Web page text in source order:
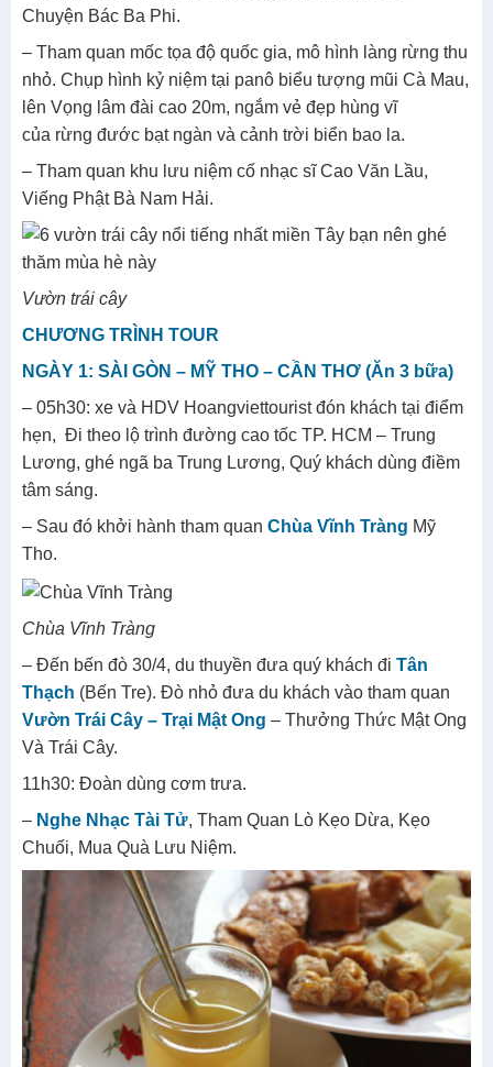
Chuyện Bác Ba Phi.
– Tham quan mốc tọa độ quốc gia, mô hình làng rừng thu
nhỏ. Chụp hình kỷ niệm tại panô biểu tượng mũi Cà Mau,
lên Vọng lâm đài cao 20m, ngắm vẻ đẹp hùng vĩ
của rừng đước bạt ngàn và cảnh trời biển bao la.
– Tham quan khu lưu niệm cố nhạc sĩ Cao Văn Lầu,
Viếng Phật Bà Nam Hải.
Vườn trái cây
CHƯƠNG TRÌNH TOUR
NGÀY 1: SÀI GÒN – MỸ THO – CẦN THƠ (Ăn 3 bữa)
– 05h30: xe và HDV Hoangviettourist đón khách tại điểm
hẹn, Đi theo lộ trình đường cao tốc TP. HCM – Trung
Lương, ghé ngã ba Trung Lương, Quý khách dùng điềm
tâm sáng.
– Sau đó khởi hành tham quan Chùa Vĩnh Tràng Mỹ
Tho.
Chùa Vĩnh Tràng
– Đến bến đò 30/4, du thuyền đưa quý khách đi Tân
Thạch (Bến Tre). Đò nhỏ đưa du khách vào tham quan
Vườn Trái Cây – Trại Mật Ong – Thưởng Thức Mật Ong
Và Trái Cây.
11h30: Đoàn dùng cơm trưa.
– Nghe Nhạc Tài Tử, Tham Quan Lò Kẹo Dừa, Kẹo
Chuối, Mua Quà Lưu Niệm.